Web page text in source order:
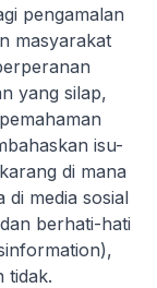
pengamalan
masyarakat
yang silap,
isu-
di mana
di media sosial
berhati-hati
),
tidak.